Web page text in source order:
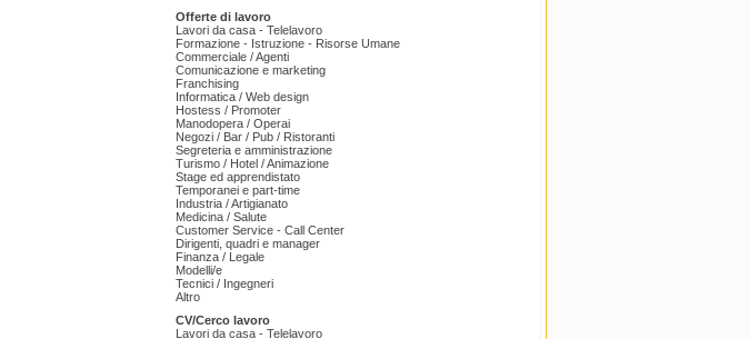
Offerte di lavoro
Lavori da casa - Telelavoro
Formazione - Istruzione - Risorse Umane
Commerciale / Agenti
Comunicazione e marketing
Franchising
Informatica / Web design
Hostess / Promoter
Manodopera / Operai
Negozi / Bar / Pub / Ristoranti
Segreteria e amministrazione
Turismo / Hotel / Animazione
Stage ed apprendistato
Temporanei e part-time
Industria / Artigianato
Medicina / Salute
Customer Service - Call Center
Dirigenti, quadri e manager
Finanza / Legale
Modelli/e
Tecnici / Ingegneri
Altro
CV/Cerco lavoro
Lavori da casa - Telelavoro